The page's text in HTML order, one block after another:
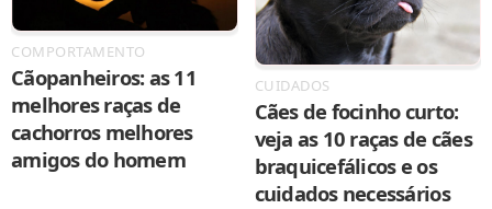
COMPORTAMENTO
Cãopanheiros: as 11
melhores raças de
cachorros melhores
amigos do homem
CUIDADOS
Cães de focinho curto:
veja as 10 raças de cães
braquicefálicos e os
cuidados necessários